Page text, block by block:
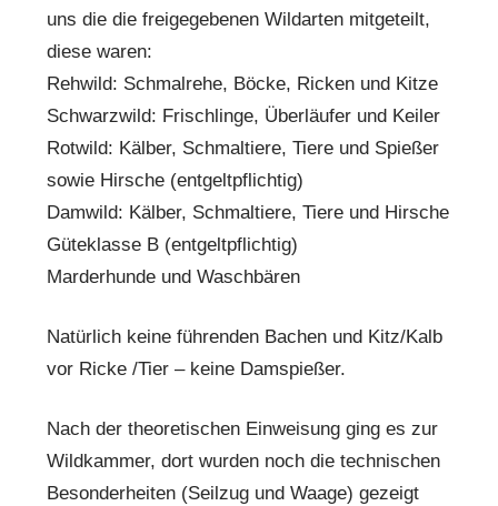
uns die die freigegebenen Wildarten mitgeteilt,
diese waren:
Rehwild: Schmalrehe, Böcke, Ricken und Kitze
Schwarzwild: Frischlinge, Überläufer und Keiler
Rotwild: Kälber, Schmaltiere, Tiere und Spießer
sowie Hirsche (entgeltpflichtig)
Damwild: Kälber, Schmaltiere, Tiere und Hirsche
Güteklasse B (entgeltpflichtig)
Marderhunde und Waschbären
Natürlich keine führenden Bachen und Kitz/Kalb
vor Ricke /Tier – keine Damspießer.
Nach der theoretischen Einweisung ging es zur
Wildkammer, dort wurden noch die technischen
Besonderheiten (Seilzug und Waage) gezeigt